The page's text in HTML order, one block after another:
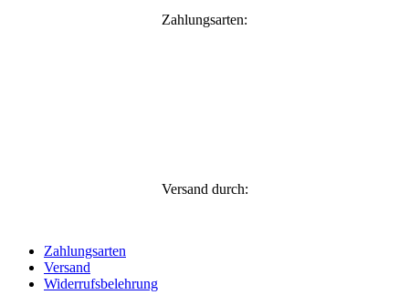
Zahlungsarten:
Versand durch:
Zahlungsarten
Versand
Widerrufsbelehrung